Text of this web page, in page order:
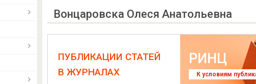
Вонцаровска Олеся Анатольевна
ПУБЛИКАЦИИ СТАТЕЙ
В ЖУРНАЛАХ
РИНЦ
К условиям